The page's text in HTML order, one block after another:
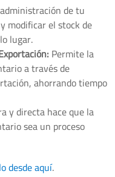
de tu
modificar el stock de
lugar.
Permite la
a través de
ahorrando tiempo
y directa hace que la
sea un proceso
desde aquí.